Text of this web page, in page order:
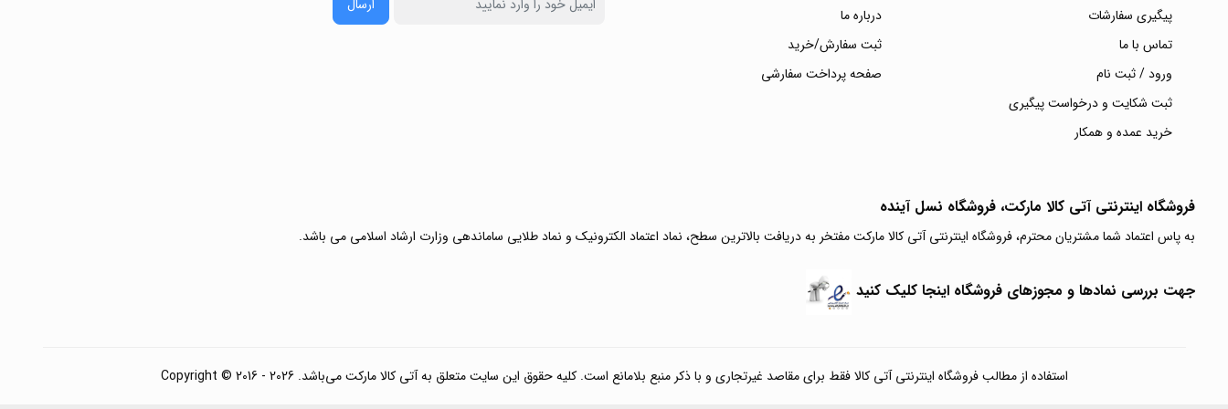
پیگیری سفارشات
تماس با ما
ورود / ثبت نام
ثبت شکایت و درخواست پیگیری
خرید عمده و همکار
درباره ما
ثبت سفارش/خرید
صفحه پرداخت سفارشی
ارسال
فروشگاه اینترنتی آتی‌ کالا مارکت، فروشگاه نسل آینده
به پاس اعتماد شما مشتریان محترم، فروشگاه اینترنتی آتی کالا مارکت مفتخر به دریافت بالاترین سطح، نماد اعتماد الکترونیک و نماد طلایی ساماندهی وزارت ارشاد اسلامی می باشد.
جهت بررسی نمادها و مجوزهای فروشگاه اینجا کلیک کنید
استفاده از مطالب فروشگاه اینترنتی آتی کالا فقط برای مقاصد غیرتجاری و با ذکر منبع بلامانع است. کلیه حقوق این سایت متعلق به آتی کالا مارکت می‌باشد. Copyright © 2016 - 2026